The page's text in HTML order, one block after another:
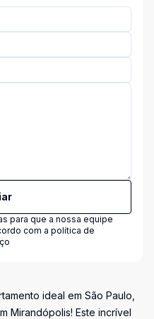
para que a nossa equipe
com a política de
ideal em São Paulo,
Mirandópolis! Este incrível